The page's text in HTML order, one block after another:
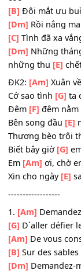
2. Ngồi[Am]
trong men đắng
[G] Cơn say mê
[Am] Rồi thấy
[B]Đôi mắt ưu
[Dm]Rồi nắng
[C] Tình đã xa
[Dm]Những
những thu[E]
ĐK2:[Am]Xuân
Cớ sao tình [G]
Đêm[F]đêm
Bên song đầu
Thương bèo
Biết bây giờ[G]
Em[Am]ơi, chờ
Xin cho ngày[E]